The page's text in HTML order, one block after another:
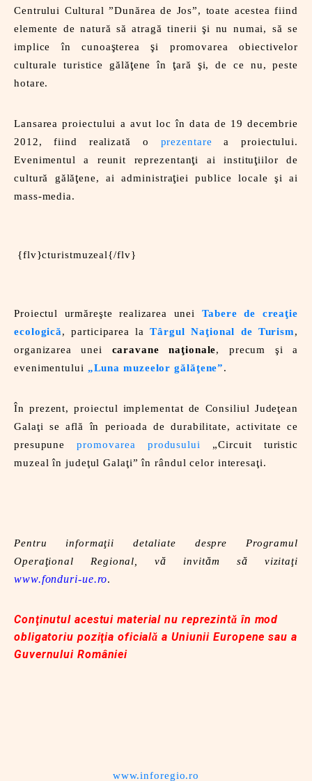
Centrului Cultural ”Dunărea de Jos”, toate acestea fiind
elemente de natură să atragă tineriişi nu numai, să se
implice în cunoaştereaşi promovarea obiectivelor
culturale turistice gălăţene înţară şi, de ce nu, peste
hotare.
Lansarea proiectului a avut loc în data de 19 decembrie
2012, fiind realizată o prezentare a proiectului.
Evenimentul a reunit reprezentanţi ai instituţiilor de
cultură gălăţene, ai administraţiei publice locale şi ai
mass-media.
{flv}cturistmuzeal{/flv}
Proiectul urmăreşte realizarea unei Tabere de creaţie
ecologică, participarea laTârgul Naţional de Turism,
organizarea unei caravane naţionale, precum şi a
evenimentului „Luna muzeelor gălăţene”.
În prezent, proiectul implementat de Consiliul Judeţean
Galaţi se află în perioada de durabilitate, activitate ce
presupunepromovarea produsului „Circuit turistic
muzeal în judeţul Galaţi” în rândul celor interesaţi.
Pentru informaţii detaliate despre Programul
Operaţional Regional, vă invităm să vizitaţi
www.fonduri-ue.ro.
Conţinutul acestui material nu reprezintă în mod
obligatoriu poziţia oficială a Uniunii Europene sau a
Guvernului României
www.inforegio.ro